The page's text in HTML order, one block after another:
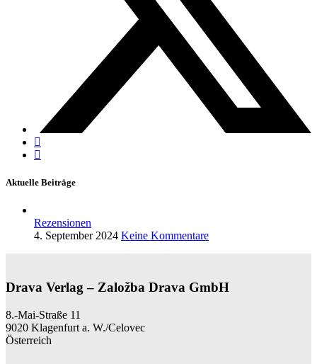
Aktuelle Beiträge
Rezensionen
4. September 2024 Keine Kommentare
Drava Verlag – Založba Drava GmbH
8.-Mai-Straße 11
9020 Klagenfurt a. W./Celovec
Österreich